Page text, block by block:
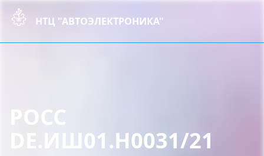
НТЦ "АВТОЭЛЕКТРОНИКА"
DE.ИШ01.Н0031/21